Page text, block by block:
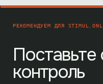
РЕКОМЕНДУЕМ ДЛЯ
Поставьте
контроль